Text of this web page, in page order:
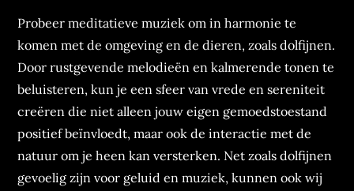
Probeer meditatieve muziek om in harmonie te
komen met de omgeving en de dieren, zoals dolfijnen.
Door rustgevende melodieën en kalmerende tonen te
beluisteren, kun je een sfeer van vrede en sereniteit
creëren die niet alleen jouw eigen gemoedstoestand
positief beïnvloedt, maar ook de interactie met de
natuur om je heen kan versterken. Net zoals dolfijnen
gevoelig zijn voor geluid en muziek, kunnen ook wij